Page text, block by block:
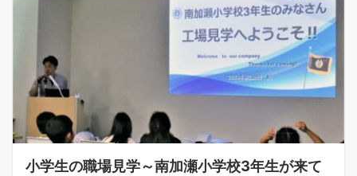
小学生の職場見学～南加瀬小学校3年生が来て